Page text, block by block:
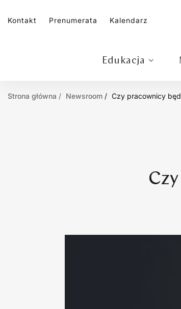
Kontakt Prenumerata Kalendarz
Edukacja
Strona główna Newsroom Czy pracownicy